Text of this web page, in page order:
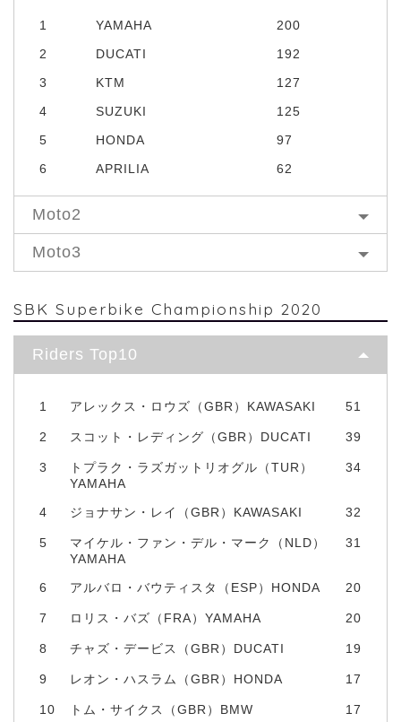
1 YAMAHA
200
2
DUCATI
192
3
KTM
127
4
SUZUKI
125
5
HONDA
97
6
APRILIA 62
Moto2
Moto3
SBK Superbike Championship 2020
Riders Top10
1 アレックス・ロウズ（GBR）KAWASAKI 51
2 スコット・レディング（GBR）DUCATI 39
3
トプラク・ラズガットリオグル（TUR）
YAMAHA
34
4 ジョナサン・レイ（GBR）KAWASAKI 32
5
マイケル・ファン・デル・マーク（NLD）
YAMAHA
31
6 アルバロ・バウティスタ（ESP）HONDA 20
7 ロリス・バズ（FRA）YAMAHA 20
8 チャズ・デービス（GBR）DUCATI 19
9 レオン・ハスラム（GBR）HONDA 17
10 トム・サイクス（GBR）BMW 17